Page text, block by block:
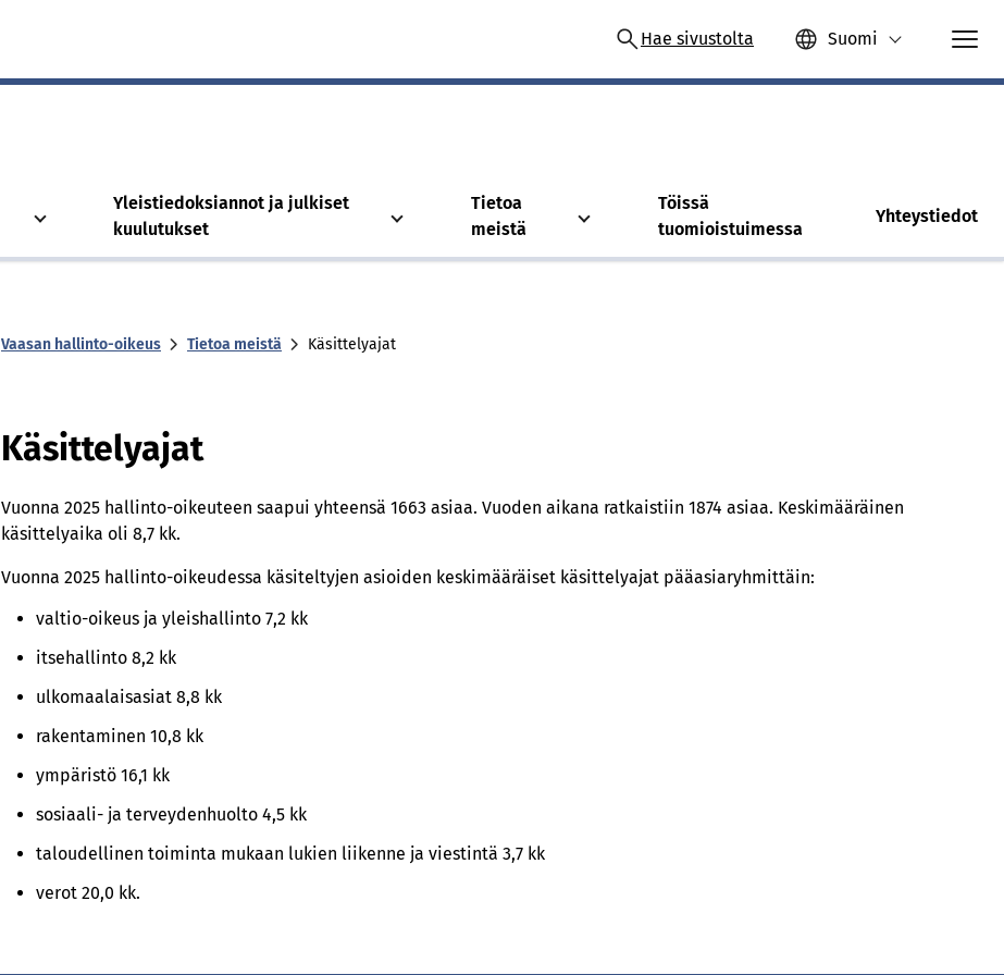
Hae sivustolta Suomi
Yleistiedoksiannot ja julkiset
kuulutukset
Tietoa
meistä
Töissä
tuomioistuimessa
Yhteystiedot
Vaasan hallinto-oikeus Tietoa meistä Käsittelyajat
Käsittelyajat
Vuonna 2025 hallinto-oikeuteen saapui yhteensä 1663 asiaa. Vuoden aikana ratkaistiin 1874 asiaa. Keskimääräinen
käsittelyaika oli 8,7 kk.
Vuonna 2025 hallinto-oikeudessa käsiteltyjen asioiden keskimääräiset käsittelyajat pääasiaryhmittäin:
valtio-oikeus ja yleishallinto 7,2 kk
itsehallinto 8,2 kk
ulkomaalaisasiat 8,8 kk
rakentaminen 10,8 kk
ympäristö 16,1 kk
sosiaali- ja terveydenhuolto 4,5 kk
taloudellinen toiminta mukaan lukien liikenne ja viestintä 3,7 kk
verot 20,0 kk.